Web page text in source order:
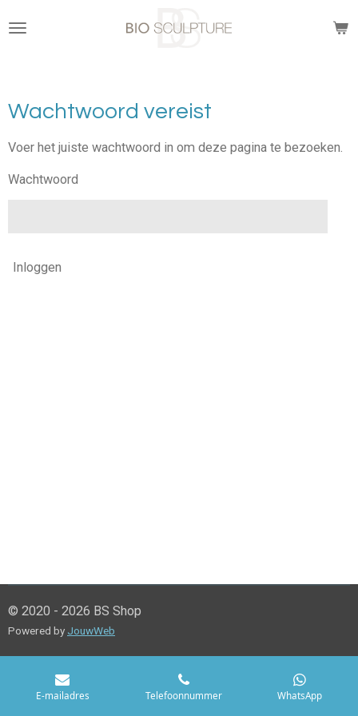
direct
Wachtwoord vereist
Voer het juiste wachtwoord in om deze pagina te bezoeken.
Wachtwoord
Inloggen
© 2020 - 2026 BS Shop
Powered by JouwWeb
E-mailadres Telefoonnummer WhatsApp